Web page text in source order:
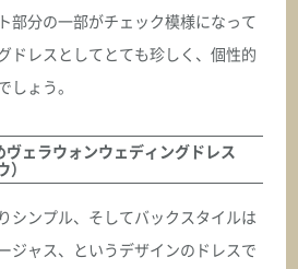
部分の一部がチェック模様になって
ドレスとしてとても珍しく、個性的
しょう。
ヴェラウォンウェディングドレス
シンプル、そしてバックスタイルは
ジャス、というデザインのドレスで